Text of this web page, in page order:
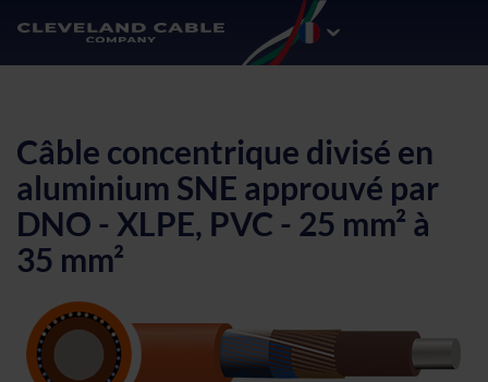
Câble concentrique divisé en
aluminium SNE approuvé par
DNO - XLPE, PVC - 25 mm² à
35 mm²